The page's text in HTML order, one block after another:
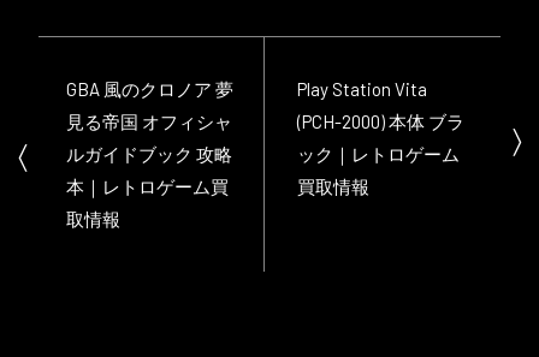
GBA 風のクロノア 夢
見る帝国 オフィシャ
ルガイドブック 攻略
本｜レトロゲーム買
取情報
Play Station Vita
(PCH-2000) 本体 ブラ
ック｜レトロゲーム
買取情報